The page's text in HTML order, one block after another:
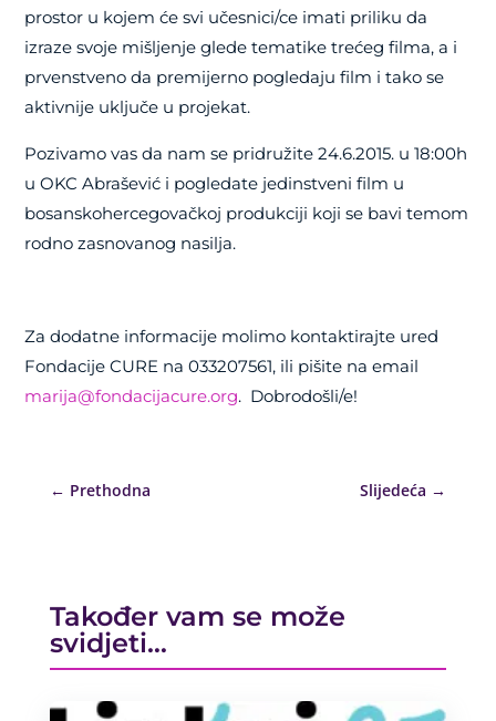
prostor u kojem će svi učesnici/ce imati priliku da
izraze svoje mišljenje glede tematike trećeg filma, a i
prvenstveno da premijerno pogledaju film i tako se
aktivnije uključe u projekat.
Pozivamo vas da nam se pridružite 24.6.2015. u 18:00h
u OKC Abrašević i pogledate jedinstveni film u
bosanskohercegovačkoj produkciji koji se bavi temom
rodno zasnovanog nasilja.
Za dodatne informacije molimo kontaktirajte ured
Fondacije CURE na 033207561, ili pišite na email
marija@fondacijacure.org. Dobrodošli/e!
← Prethodna Slijedeća →
Također vam se može
svidjeti…